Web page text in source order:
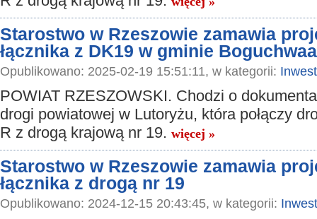
Starostwo w Rzeszowie zamawia
łącznika z DK19 w gminie Boguchwaa
Opublikowano: 2025-02-19 15:51:11, w kategorii:
POWIAT RZESZOWSKI. Chodzi o
drogi powiatowej w Lutoryżu, która połączy
R z drogą krajową nr 19. więcej »
Starostwo w Rzeszowie zamawia
łącznika z drogą nr 19
Opublikowano: 2024-12-15 20:43:45, w kategorii: